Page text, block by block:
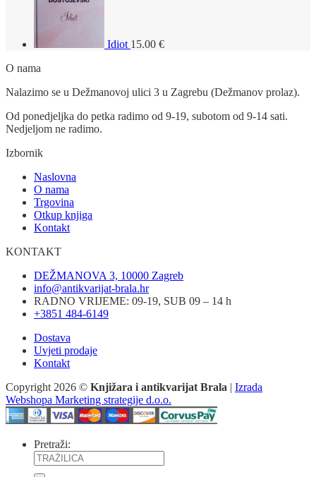
Idiot 15.00 €
O nama
Nalazimo se u Dežmanovoj ulici 3 u Zagrebu (Dežmanov prolaz).
Od ponedjeljka do petka radimo od 9-19, subotom od 9-14 sati.
Nedjeljom ne radimo.
Izbornik
Naslovna
O nama
Trgovina
Otkup knjiga
Kontakt
KONTAKT
DEŽMANOVA 3, 10000 Zagreb
info@antikvarijat-brala.hr
RADNO VRIJEME: 09-19, SUB 09 – 14 h
+3851 484-6149
Dostava
Uvjeti prodaje
Kontakt
Copyright 2026 © Knjižara i antikvarijat Brala | Izrada
Webshopa Marketing strategije d.o.o.
Pretraži: